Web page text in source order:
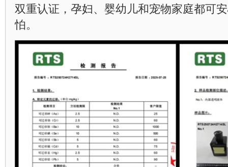
双重认证，孕妇、婴幼儿和宠物家庭都可
怕。